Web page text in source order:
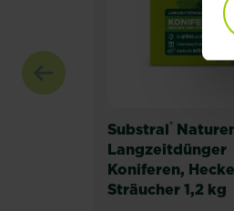
Substral®
Langzeitdünger
Koniferen,
Sträucher 1,2 kg